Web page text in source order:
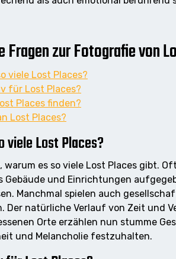
zur Fotografie von
viele Lost Places?
für Lost Places?
Places finden?
Lost Places?
viele Lost Places?
warum es so viele Lost Places
und Einrichtungen
Manchmal spielen auch
Der natürliche Verlauf von Zeit und
Orte erzählen nun stumme
und Melancholie festzuhalten.